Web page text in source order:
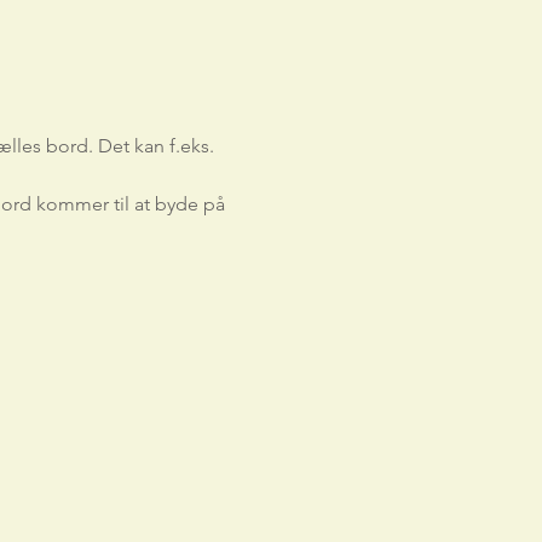
bord. Det kan f.eks.
kommer til at byde på